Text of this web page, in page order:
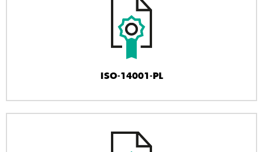
ISO-14001-PL